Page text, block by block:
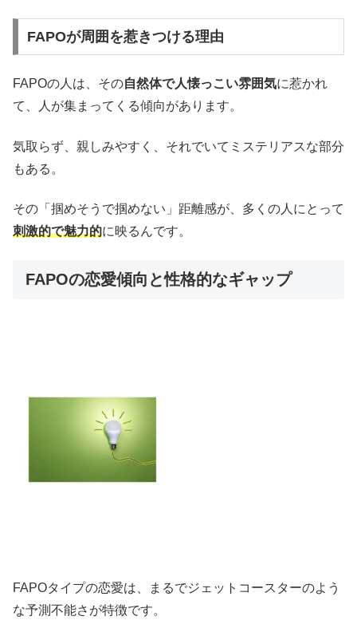
FAPOが周囲を惹きつける理由
FAPOの人は、その自然体で人懐っこい雰囲気に惹かれ
て、人が集まってくる傾向があります。
気取らず、親しみやすく、それでいてミステリアスな部分
もある。
その「掴めそうで掴めない」距離感が、多くの人にとって
刺激的で魅力的に映るんです。
FAPOの恋愛傾向と性格的なギャップ
FAPOタイプの恋愛は、まるでジェットコースターのよう
な予測不能さが特徴です。